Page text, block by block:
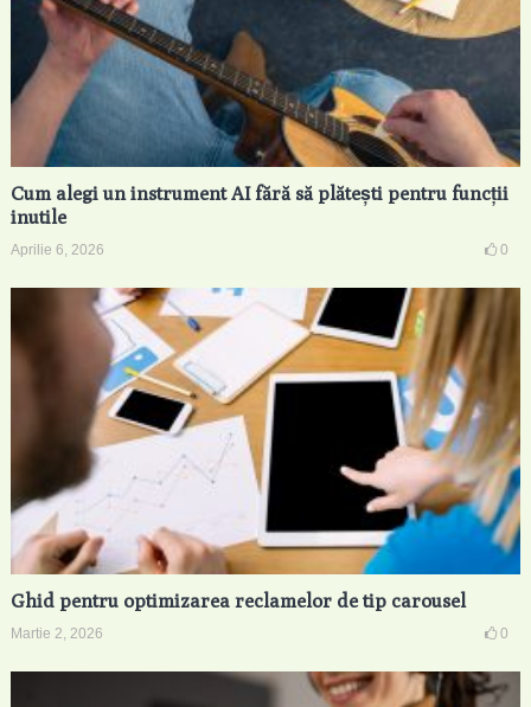
Cum alegi un instrument AI fără să plătești pentru funcții
inutile
Aprilie 6, 2026 0
Ghid pentru optimizarea reclamelor de tip carousel
Martie 2, 2026 0